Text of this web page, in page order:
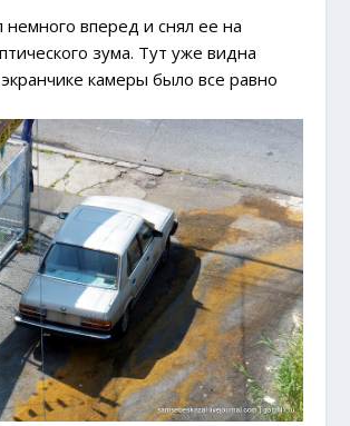
вперед и снял ее на
зума. Тут уже видна
камеры было все равно